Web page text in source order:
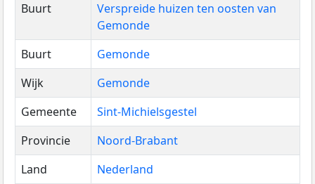
Buurt
Verspreide huizen ten oosten van
Gemonde
Buurt
Gemonde
Wijk
Gemonde
Gemeente
Sint-Michielsgestel
Provincie
Noord-Brabant
Land
Nederland